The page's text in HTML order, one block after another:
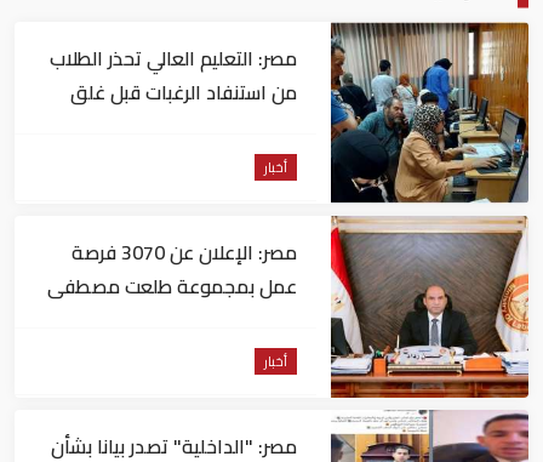
مصر: التعليم العالي تحذر الطلاب
من استنفاد الرغبات قبل غلق
أخبار
مصر: الإعلان عن 3070 فرصة
عمل بمجموعة طلعت مصطفى
أخبار
مصر: "الداخلية" تصدر بيانا بشأن